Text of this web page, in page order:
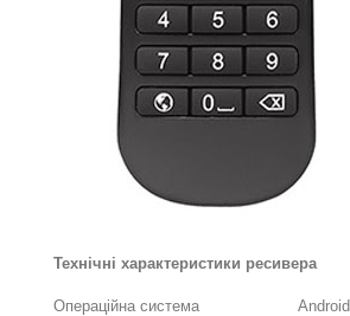
Технічні характеристики ресивера
Операційна система Android